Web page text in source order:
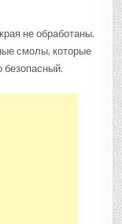
не обработаны.
смолы, которые
безопасный.